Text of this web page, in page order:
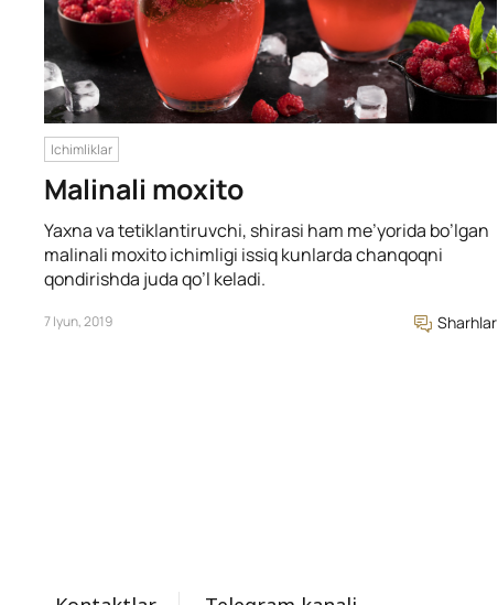
Ichimliklar
Malinali moxito
Yaxna va tetiklantiruvchi, shirasi ham me’yorida bo’lgan
malinali moxito ichimligi issiq kunlarda chanqoqni
qondirishda juda qo’l keladi.
7 Iyun, 2019 Sharhlar